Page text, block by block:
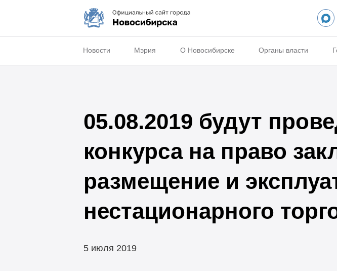
Новости Мэрия О Новосибирске Органы власти
05.08.2019 будут
конкурса на право
размещение и
нестационарного
5 июля 2019